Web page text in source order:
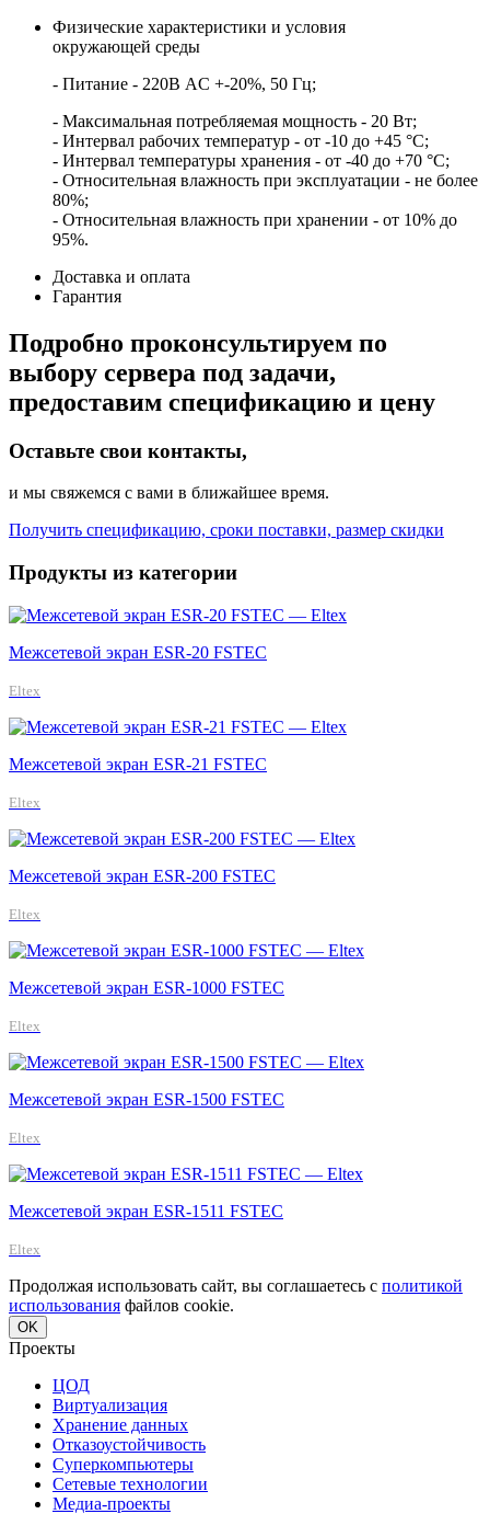
Физические характеристики и условия
окружающей среды
- Питание - 220В AC +-20%, 50 Гц;
- Максимальная потребляемая мощность - 20 Вт;
- Интервал рабочих температур - от -10 до +45 °С;
- Интервал температуры хранения - от -40 до +70 °С;
- Относительная влажность при эксплуатации - не более
80%;
- Относительная влажность при хранении - от 10% до
95%.
Доставка и оплата
Гарантия
Подробно проконсультируем по
выбору сервера под задачи,
предоставим спецификацию и цену
Оставьте свои контакты,
и мы свяжемся с вами в ближайшее время.
Получить спецификацию, сроки поставки, размер скидки
Продукты из категории
Межсетевой экран ESR-20 FSTEC
Eltex
Межсетевой экран ESR-21 FSTEC
Eltex
Межсетевой экран ESR-200 FSTEC
Eltex
Межсетевой экран ESR-1000 FSTEC
Eltex
Межсетевой экран ESR-1500 FSTEC
Eltex
Межсетевой экран ESR-1511 FSTEC
Eltex
Продолжая использовать сайт, вы соглашаетесь с политикой
использования файлов cookie.
OK
Проекты
ЦОД
Виртуализация
Хранение данных
Отказоустойчивость
Суперкомпьютеры
Сетевые технологии
Медиа-проекты